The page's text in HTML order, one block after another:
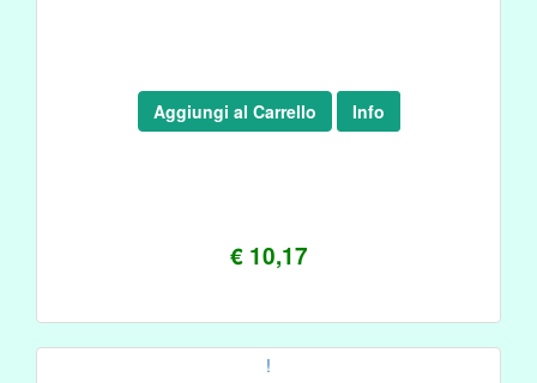
€ 10,17
Aggiungi al Carrello Info
!